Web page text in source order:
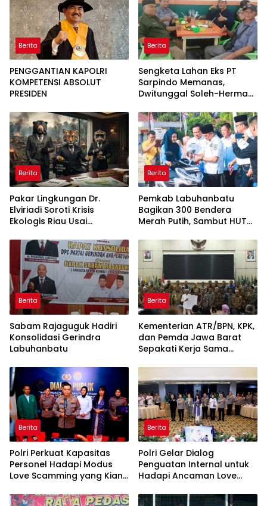
Berita
PENGGANTIAN KAPOLRI
KOMPETENSI ABSOLUT
PRESIDEN
Berita
Sengketa Lahan Eks PT
Sarpindo Memanas,
Dwitunggal Soleh-Herman
ke Pulau Rupat
Berita
Pakar Lingkungan Dr.
Elviriadi Soroti Krisis
Ekologis Riau Usai
Monyet, Harimau, dan
Beruang Terhadap Warga
Berita
Pemkab Labuhanbatu
Bagikan 300 Bendera
Merah Putih, Sambut HUT
Berita
Sabam Rajaguguk Hadiri
Konsolidasi Gerindra
Labuhanbatu
Berita
Kementerian ATR/BPN, KPK,
dan Pemda Jawa Barat
Sepakati Kerja Sama
Korupsi serta Penguatan
Ekonomi Daerah
Berita
Polri Perkuat Kapasitas
Personel Hadapi Modus
Love Scamming yang Kian
Berita
Polri Gelar Dialog
Penguatan Internal untuk
Hadapi Ancaman Love